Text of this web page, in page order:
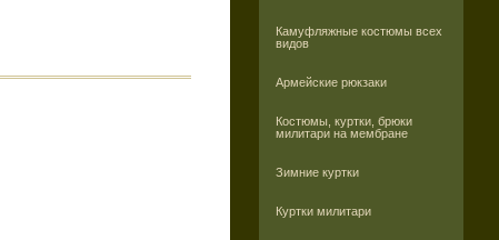
Камуфляжные костюмы всех
видов
Армейские рюкзаки
Костюмы, куртки, брюки
милитари на мембране
Зимние куртки
Куртки милитари